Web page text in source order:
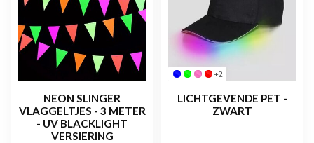
NEON SLINGER
VLAGGELTJES - 3 METER
- UV BLACKLIGHT
VERSIERING
+2
LICHTGEVENDE PET -
ZWART